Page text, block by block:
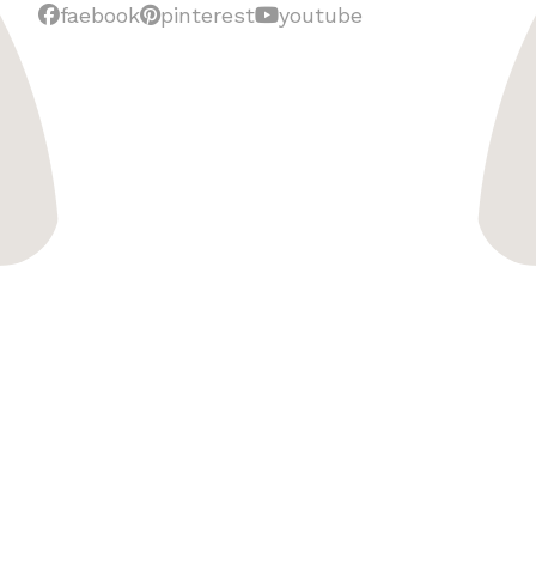
faebook pinterest youtube